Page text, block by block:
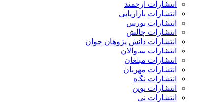
انتشارات ارجمند
انتشارات بازاریابی
انتشارات بورس
انتشارات چالش
انتشارات دانش پژوهان جوان
انتشارات ساوالان
انتشارات مبلغان
انتشارات مهربان
انتشارات نگاه
انتشارات نوین
انتشارات نی